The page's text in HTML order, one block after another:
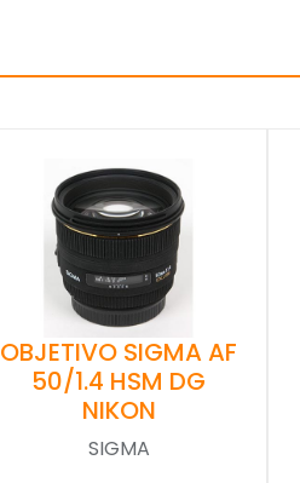
OBJETIVO SIGMA AF
50/1.4 HSM DG
NIKON
SIGMA